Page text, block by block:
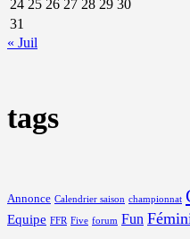
24 25 26 27 28 29 30
31
« Juil
tags
Annonce Calendrier saison championnat
Equipe FFR Five forum Fun